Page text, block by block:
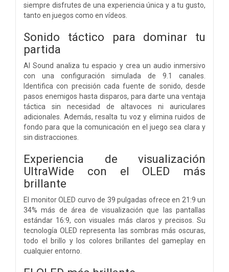
siempre disfrutes de una experiencia única y a tu gusto,
tanto en juegos como en vídeos.
Sonido táctico para dominar tu
partida
AI Sound analiza tu espacio y crea un audio inmersivo
con una configuración simulada de 9.1 canales.
Identifica con precisión cada fuente de sonido, desde
pasos enemigos hasta disparos, para darte una ventaja
táctica sin necesidad de altavoces ni auriculares
adicionales. Además, resalta tu voz y elimina ruidos de
fondo para que la comunicación en el juego sea clara y
sin distracciones.
Experiencia de visualización
UltraWide con el OLED más
brillante
El monitor OLED curvo de 39 pulgadas ofrece en 21:9 un
34% más de área de visualización que las pantallas
estándar 16:9, con visuales más claros y precisos. Su
tecnología OLED representa las sombras más oscuras,
todo el brillo y los colores brillantes del gameplay en
cualquier entorno.